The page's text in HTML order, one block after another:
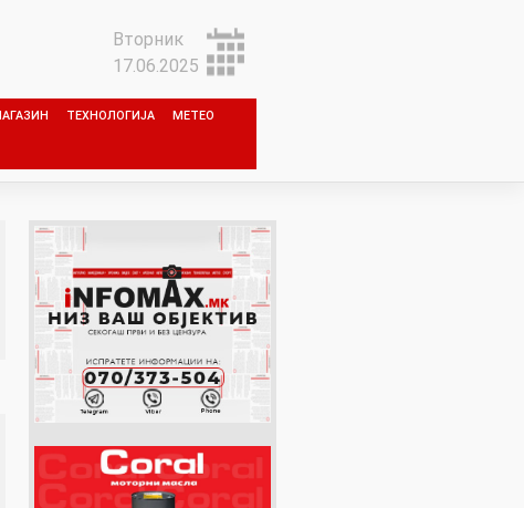
Вторник
17.06.2025
ТЕХНОЛОГИЈА МЕТЕО